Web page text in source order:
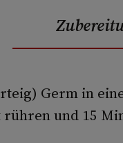
Germ in
und 15